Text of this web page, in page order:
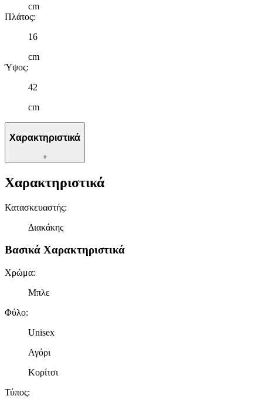
cm
Πλάτος:
16
cm
Ύψος:
42
cm
Χαρακτηριστικά
+
Χαρακτηριστικά
Κατασκευαστής:
Διακάκης
Βασικά Χαρακτηριστικά
Χρώμα:
Μπλε
Φύλο:
Unisex
Αγόρι
Κορίτσι
Τύπος: